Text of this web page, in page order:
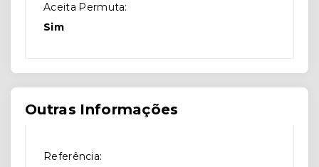
Aceita Permuta:
Sim
Outras Informações
Referência: